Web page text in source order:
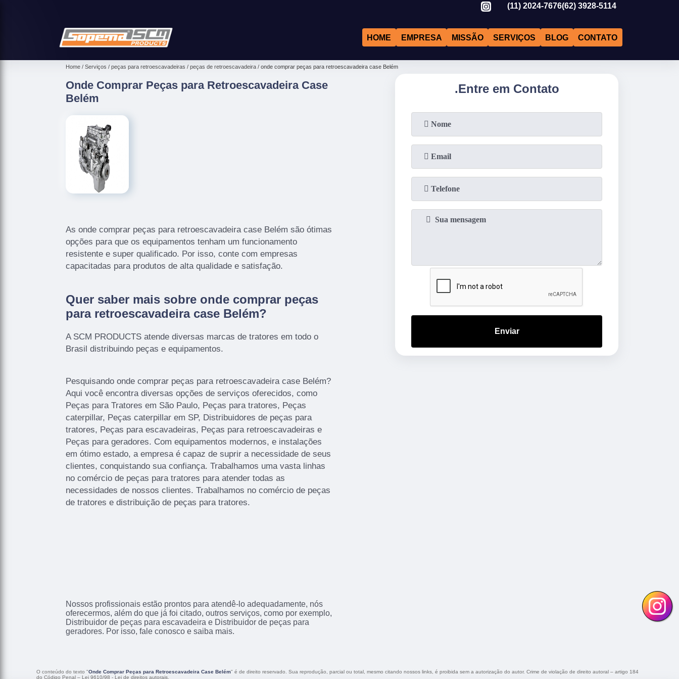
(11) 2024-7676(62) 3928-5114
HOME EMPRESA MISSÃO SERVIÇOS BLOG CONTATO
Home Serviços peças para retroescavadeiras peças de retroescavadeira onde comprar peças para retroescavadeira case Belém
Onde Comprar Peças para Retroescavadeira Case
Belém
As onde comprar peças para retroescavadeira case Belém são ótimas
opções para que os equipamentos tenham um funcionamento
resistente e super qualificado. Por isso, conte com empresas
capacitadas para produtos de alta qualidade e satisfação.
Quer saber mais sobre onde comprar peças
para retroescavadeira case Belém?
A SCM PRODUCTS atende diversas marcas de tratores em todo o
Brasil distribuindo peças e equipamentos.
Pesquisando onde comprar peças para retroescavadeira case Belém?
Aqui você encontra diversas opções de serviços oferecidos, como
Peças para Tratores em São Paulo, Peças para tratores, Peças
caterpillar, Peças caterpillar em SP, Distribuidores de peças para
tratores, Peças para escavadeiras, Peças para retroescavadeiras e
Peças para geradores. Com equipamentos modernos, e instalações
em ótimo estado, a empresa é capaz de suprir a necessidade de seus
clientes, conquistando sua confiança. Trabalhamos uma vasta linhas
no comércio de peças para tratores para atender todas as
necessidades de nossos clientes. Trabalhamos no comércio de peças
de tratores e distribuição de peças para tratores.
Nossos profissionais estão prontos para atendê-lo adequadamente, nós
oferecermos, além do que já foi citado, outros serviços, como por exemplo,
Distribuidor de peças para escavadeira e Distribuidor de peças para
geradores. Por isso, fale conosco e saiba mais.
.Entre em Contato
Enviar
O conteúdo do texto "Onde Comprar Peças para Retroescavadeira Case Belém" é de direito reservado. Sua reprodução, parcial ou total, mesmo citando nossos links, é proibida sem a autorização do autor. Crime de violação de direito autoral – artigo 184
do Código Penal – Lei 9610/98 - Lei de direitos autorais.